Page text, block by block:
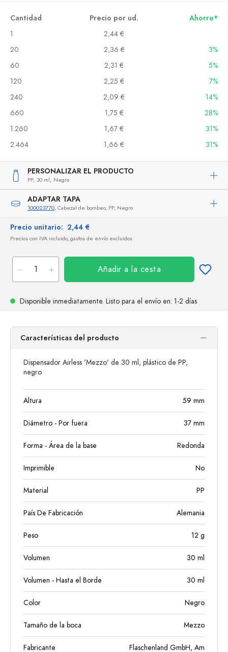
Cantidad Precio por ud.
Ahorro*
1
2,44 €
20
2,36 €
3%
60
2,31 €
5%
120
2,25 €
7%
240
2,09 €
14%
660
1,75 €
28%
1.260
1,67 €
31%
2.464
1,66 € 31%
PERSONALIZAR EL PRODUCTO
PP, 30 ml, Negro
ADAPTAR TAPA
100023770, Cabezal de bombeo, PP, Negro
Precio unitario: 2,44 €
Precios con IVA incluido, gastos de envío excluidos
Añadir a la cesta
Disponible inmediatamente. Listo para el envío en: 1-2 días
Características del producto
Dispensador Airless 'Mezzo' de 30 ml, plástico de PP,
negro
Altura 59 mm
Diámetro - Por fuera 37 mm
Forma - Área de la base Redonda
Imprimible No
Material PP
País De Fabricación Alemania
Peso 12 g
Volumen 30 ml
Volumen - Hasta el Borde 30 ml
Color Negro
Tamaño de la boca Mezzo
Fabricante Flaschenland GmbH, Am